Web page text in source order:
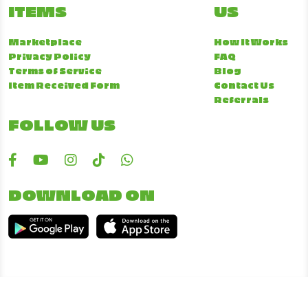
ITEMS
Marketplace
Privacy Policy
Terms of Service
Item Received Form
US
How It Works
FAQ
Blog
Contact Us
Referrals
FOLLOW US
DOWNLOAD ON